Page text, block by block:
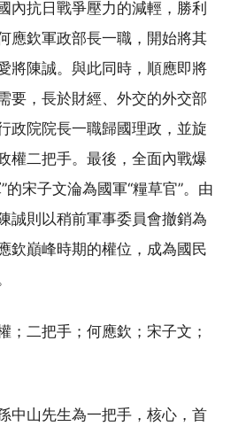
內抗日戰爭壓力的減輕，勝利
應欽軍政部長一職，開始將其
將陳誠。與此同時，順應即將
要，長於財經、外交的外交部
政院院長一職歸國理政，並旋
權二把手。最後，全面內戰爆
的宋子文淪為國軍“糧草官”。由
誠則以稍前軍事委員會撤銷為
欽巔峰時期的權位，成為國民
；二把手；何應欽；宋子文；
中山先生為一把手，核心，首